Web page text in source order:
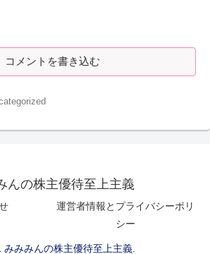
コメントを書き込む
んの株主優待至上主義
運営者情報とプライバシーポリ
シー
みみんの株主優待至上主義.